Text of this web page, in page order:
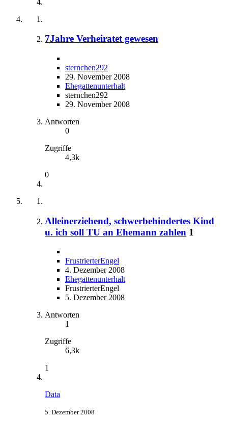
7Jahre Verheiratet gewesen
sternchen292
29. November 2008
Ehegattenunterhalt
sternchen292
29. November 2008
Antworten
0
Zugriffe
4,3k
0
Alleinerziehend, schwerbehindertes Kind
u. ich soll TU an Ehemann zahlen 1
FrustrierterEngel
4. Dezember 2008
Ehegattenunterhalt
FrustrierterEngel
5. Dezember 2008
Antworten
1
Zugriffe
6,3k
1
Data
5. Dezember 2008